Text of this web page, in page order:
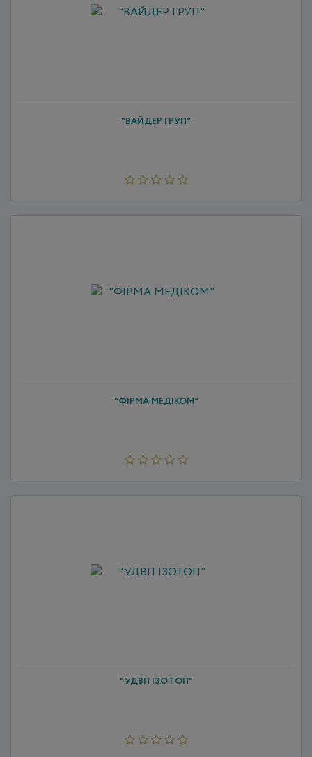
"ВАЙДЕР ГРУП"
"ФІРМА МЕДІКОМ"
"УДВП ІЗОТОП"